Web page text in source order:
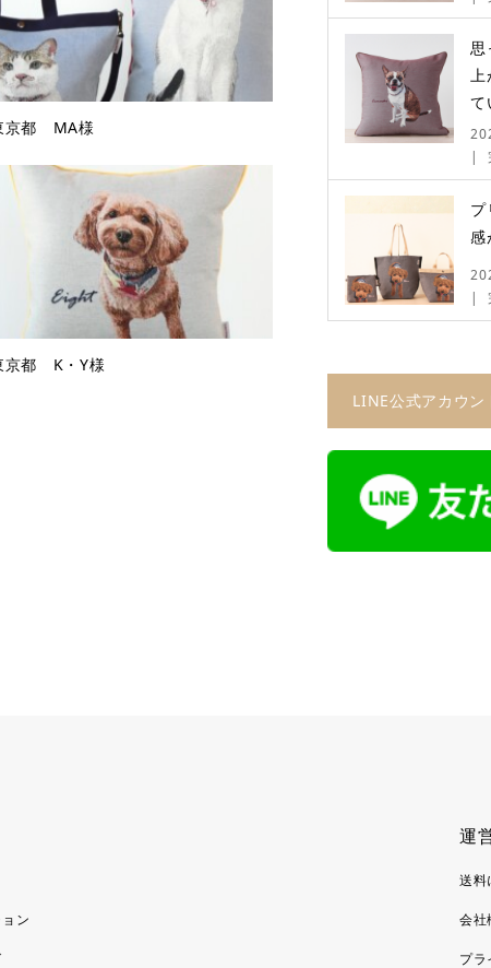
京都 MA様
京都 K・Y様
思
上
て
プ
感
LINE公式アカウン
ン
運
送料
会社
プラ